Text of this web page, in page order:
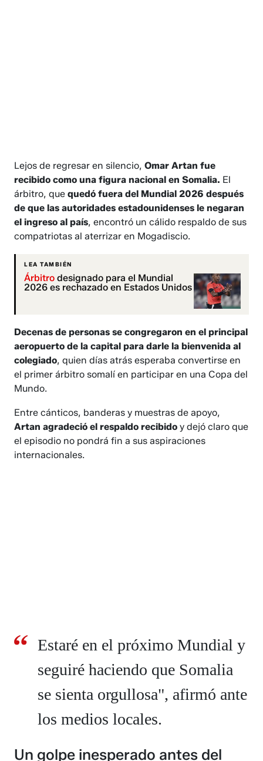
Lejos de regresar en silencio,Omar Artan fue
recibido como una figura nacional en Somalia. El
árbitro, quequedó fuera del Mundial 2026 después
de que las autoridades estadounidenses le negaran
el ingreso al país, encontró un cálido respaldo de sus
compatriotas al aterrizar en Mogadiscio.
LEA TAMBIÉN
Árbitro designado para el Mundial
2026 es rechazado en Estados Unidos
Decenas de personas se congregaron en el principal
aeropuerto de la capital para darle la bienvenida al
colegiado, quien días atrás esperaba convertirse en
el primer árbitro somalí en participar en una Copa del
Mundo.
Entre cánticos, banderas y muestras de apoyo,
Artan agradeció el respaldo recibido y dejó claro que
el episodio no pondrá fin a sus aspiraciones
internacionales.
Estaré en el próximo Mundial y
seguiré haciendo que Somalia
se sienta orgullosa", afirmó ante
los medios locales.
Un golpe inesperado antes del